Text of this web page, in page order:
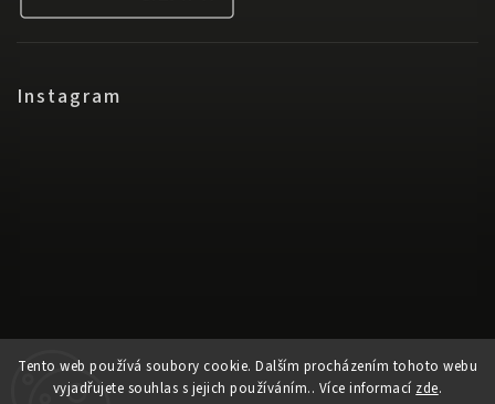
Tento web používá soubory cookie. Dalším procházením tohoto webu
vyjadřujete souhlas s jejich používáním.. Více informací zde.
Instagram